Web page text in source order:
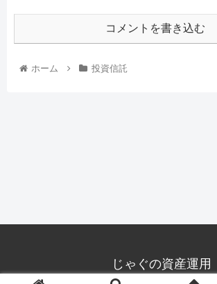
コメントを書き込む
ホーム 投資信託
じゃぐの資産運用